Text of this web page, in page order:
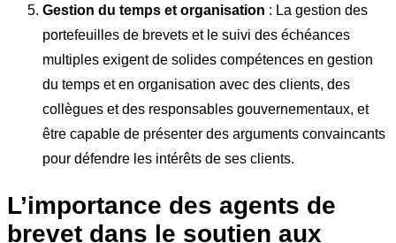
Gestion du temps et organisation : La gestion des
portefeuilles de brevets et le suivi des échéances
multiples exigent de solides compétences en gestion
du temps et en organisation avec des clients, des
collègues et des responsables gouvernementaux, et
être capable de présenter des arguments convaincants
pour défendre les intérêts de ses clients.
L’importance des agents de
brevet dans le soutien aux